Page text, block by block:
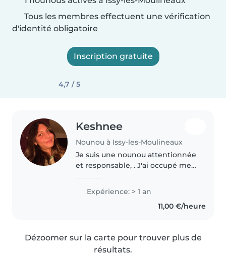
Tous les membres effectuent une vérification
d'identité obligatoire
Inscription gratuite
4,7 / 5
Keshnee
Nounou à Issy-les-Moulineaux
Je suis une nounou attentionnée
et responsable, . J'ai occupé mes
couramment français et anglais.
J'adore dessiner, faire des
travaux manuels et jouer avec..
Expérience: > 1 an
11,00 €/heure
Dézoomer sur la carte pour trouver plus de
résultats.